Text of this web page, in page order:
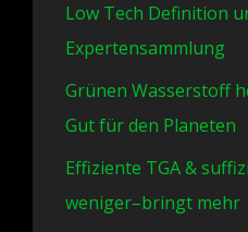
Low Tech Definition
Expertensammlung
Grünen Wasserstoff
Gut für den Planeten
Effiziente TGA &
weniger–bringt mehr